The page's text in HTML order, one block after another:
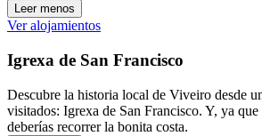
Leer menos
Ver alojamientos
Igrexa de San Francisco
Descubre la historia local de Viveiro desde
visitados: Igrexa de San Francisco. Y, ya que
deberías recorrer la bonita costa.